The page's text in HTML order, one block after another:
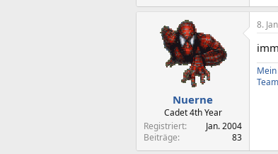
Nuerne
Cadet 4th Year
Registriert
Jan. 2004
Beiträge
83
8.